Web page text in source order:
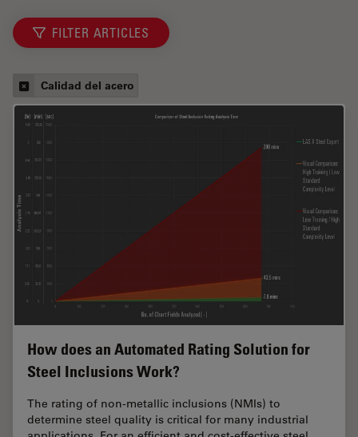
FILTER ARTICLES
Calidad del acero
How does an Automated Rating Solution for
Steel Inclusions Work?
The rating of non-metallic inclusions (NMIs) to
determine steel quality is critical for many industrial